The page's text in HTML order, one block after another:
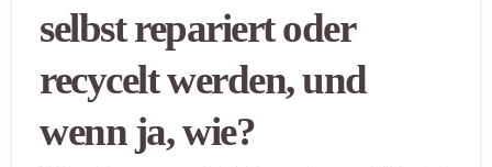
selbst repariert oder
recycelt werden, und
wenn ja, wie?